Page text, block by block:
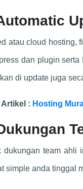
atau cloud hosting,
dan plugin
di update juga
Artikel : Hosting
dukungan team ahli
simple anda tinggal